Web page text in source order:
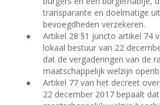
transparante en doelmatige
bevoegdheden verzekeren.
●
Artikel 28 §1 juncto artikel 74
lokaal bestuur van 22
dat de vergaderingen van de
maatschappelijk welzijn
●
Artikel 77 van het decreet
22 december 2017 bepaalt